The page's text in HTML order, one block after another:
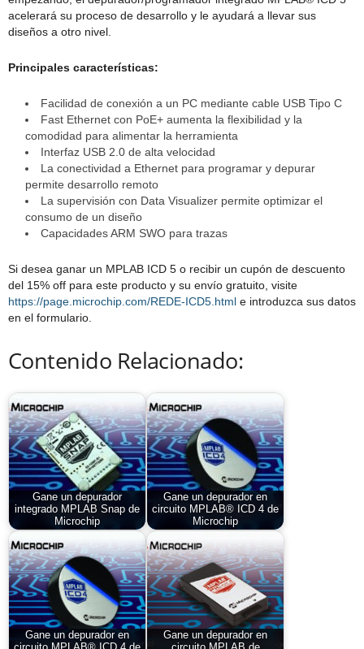
acelerará su proceso de desarrollo y le ayudará a llevar sus
diseños a otro nivel.
Principales características:
Facilidad de conexión a un PC mediante cable USB Tipo C
Fast Ethernet con PoE+ aumenta la flexibilidad y la
comodidad para alimentar la herramienta
Interfaz USB 2.0 de alta velocidad
La conectividad a Ethernet para programar y depurar
permite desarrollo remoto
La supervisión con Data Visualizer permite optimizar el
consumo de un diseño
Capacidades ARM SWO para trazas
Si desea ganar un MPLAB ICD 5 o recibir un cupón de descuento
del 15% off para este producto y su envío gratuito, visite
https://page.microchip.com/REDE-ICD5.html e introduzca sus datos
en el formulario.
Contenido Relacionado:
Gane un depurador
integrado MPLAB Snap de
Microchip
Gane un depurador en
circuito MPLAB® ICD 4 de
Microchip
Gane un depurador en
Gane un depurador en